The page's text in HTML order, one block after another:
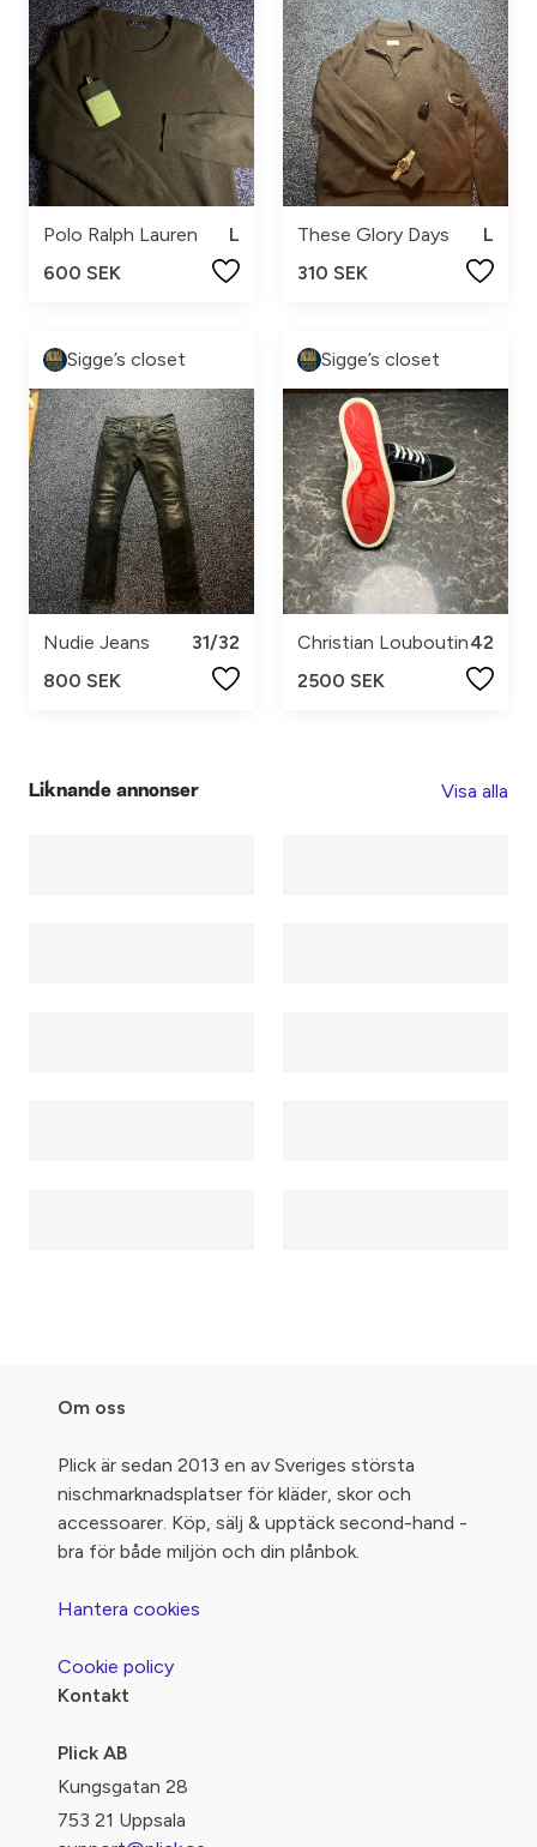
Polo Ralph Lauren
L
600 SEK
These Glory Days
L
310 SEK
Sigge’s closet
Nudie Jeans
31/32
800 SEK
Sigge’s closet
Christian Louboutin42
2500 SEK
Liknande annonser Visa alla
Om oss
Plick är sedan 2013 en av Sveriges största
nischmarknadsplatser för kläder, skor och
accessoarer. Köp, sälj & upptäck second-hand -
bra för både miljön och din plånbok.
Hantera cookies
Cookie policy
Kontakt
Plick AB
Kungsgatan 28
753 21 Uppsala